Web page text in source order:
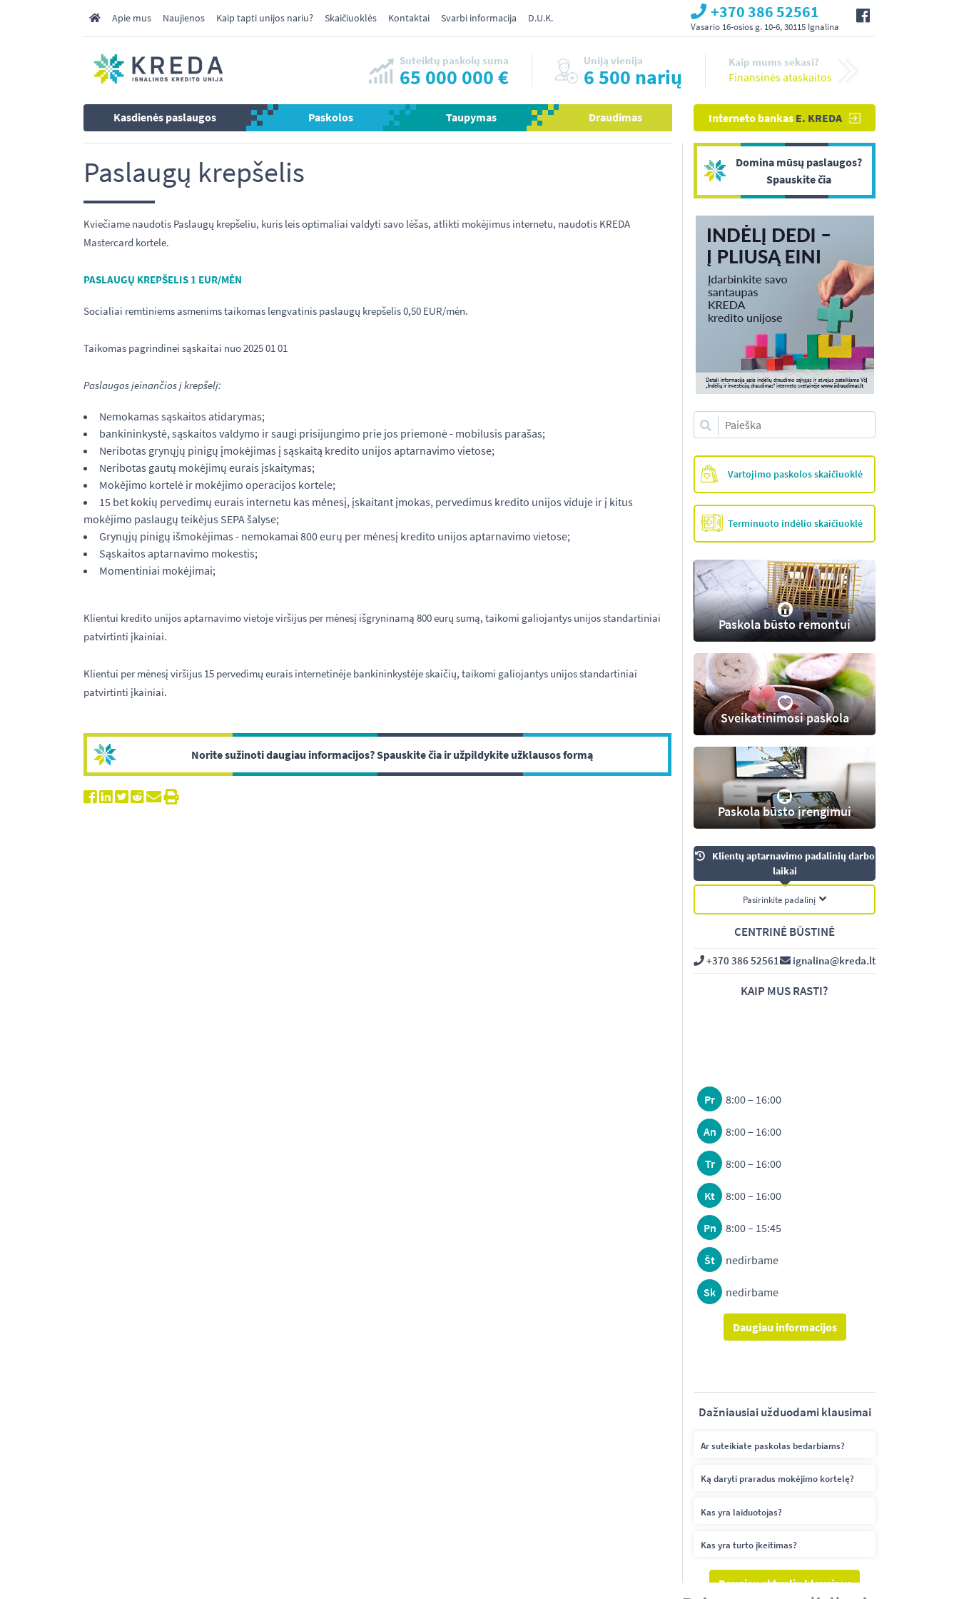
Apie mus Naujienos Kaip tapti unijos nariu? Skaičiuoklės Kontaktai Svarbi informacija D.U.K. +370 386 52561
Vasario 16-osios g. 10-6, 30115 Ignalina
Suteiktų paskolų suma
65 000 000 €
Uniją vienija
6 500 narių
Kaip mums sekasi?
Finansinės ataskaitos
Kasdienės paslaugos Paskolos Taupymas Draudimas Interneto bankas E. KREDA
Paslaugų krepšelis
Kviečiame naudotis Paslaugų krepšeliu, kuris leis optimaliai valdyti savo lėšas, atlikti mokėjimus internetu, naudotis KREDA
Mastercard kortele.
PASLAUGŲ KREPŠELIS 1 EUR/MĖN
Socialiai remtiniems asmenims taikomas lengvatinis paslaugų krepšelis 0,50 EUR/mėn.
Taikomas pagrindinei sąskaitai nuo 2025 01 01
Paslaugos įeinančios į krepšelį:
Nemokamas sąskaitos atidarymas;
bankininkystė, sąskaitos valdymo ir saugi prisijungimo prie jos priemonė - mobilusis parašas;
Neribotas grynųjų pinigų įmokėjimas į sąskaitą kredito unijos aptarnavimo vietose;
Neribotas gautų mokėjimų eurais įskaitymas;
Mokėjimo kortelė ir mokėjimo operacijos kortele;
15 bet kokių pervedimų eurais internetu kas mėnesį, įskaitant įmokas, pervedimus kredito unijos viduje ir į kitus
mokėjimo paslaugų teikėjus SEPA šalyse;
Grynųjų pinigų išmokėjimas - nemokamai 800 eurų per mėnesį kredito unijos aptarnavimo vietose;
Sąskaitos aptarnavimo mokestis;
Momentiniai mokėjimai;
Klientui kredito unijos aptarnavimo vietoje viršijus per mėnesį išgryninamą 800 eurų sumą, taikomi galiojantys unijos standartiniai
patvirtinti įkainiai.
Klientui per mėnesį viršijus 15 pervedimų eurais internetinėje bankininkystėje skaičių, taikomi galiojantys unijos standartiniai
patvirtinti įkainiai.
Norite sužinoti daugiau informacijos? Spauskite čia ir užpildykite užklausos formą
Domina mūsų paslaugos?
Spauskite čia
Vartojimo paskolos skaičiuoklė
Terminuoto indėlio skaičiuoklė
Paskola būsto remontui
Sveikatinimosi paskola
Paskola būsto įrengimui
Klientų aptarnavimo padalinių darbo
laikai
Pasirinkite padalinį
CENTRINĖ BŪSTINĖ
+370 386 52561 ignalina@kreda.lt
KAIP MUS RASTI?
Pr 8:00 – 16:00
An 8:00 – 16:00
Tr 8:00 – 16:00
Kt 8:00 – 16:00
Pn 8:00 – 15:45
Št nedirbame
Sk nedirbame
Daugiau informacijos
Dažniausiai užduodami klausimai
Ar suteikiate paskolas bedarbiams?
Ką daryti praradus mokėjimo kortelę?
Kas yra laiduotojas?
Kas yra turto įkeitimas?
Daugiau aktualių klausimų